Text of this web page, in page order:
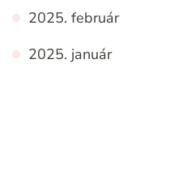
2025. február
2025. január